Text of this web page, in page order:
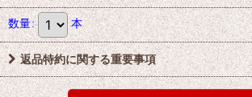
数量: 本
返品特約に関する重要事項